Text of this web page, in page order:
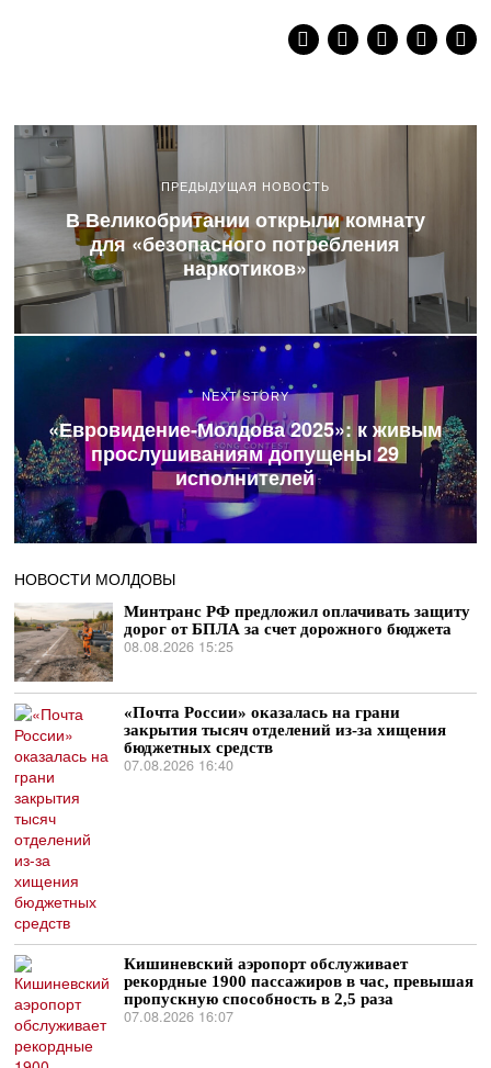
ПРЕДЫДУЩАЯ НОВОСТЬ
В Великобритании открыли комнату
для «безопасного потребления
наркотиков»
NEXT STORY
«Евровидение-Молдова 2025»: к живым
прослушиваниям допущены 29
исполнителей
НОВОСТИ МОЛДОВЫ
Минтранс РФ предложил оплачивать защиту
дорог от БПЛА за счет дорожного бюджета
08.08.2026 15:25
«Почта России» оказалась на грани
закрытия тысяч отделений из-за хищения
бюджетных средств
07.08.2026 16:40
Кишиневский аэропорт обслуживает
рекордные 1900 пассажиров в час, превышая
пропускную способность в 2,5 раза
07.08.2026 16:07